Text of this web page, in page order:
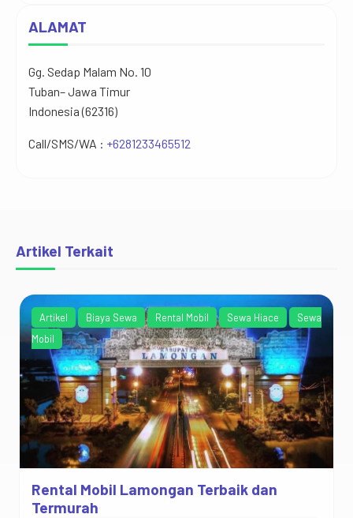
ALAMAT
Gg. Sedap Malam No. 10
Tuban– Jawa Timur
Indonesia (62316)
Call/SMS/WA : +6281233465512
Artikel Terkait
Artikel Biaya Sewa Rental Mobil Sewa Hiace
Sewa
Mobil
Rental Mobil Lamongan Terbaik dan
Termurah